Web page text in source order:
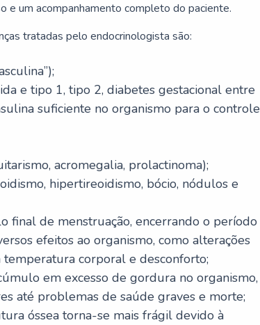
e um acompanhamento completo do paciente.
tratadas pelo endocrinologista são:
e tipo 1, tipo 2, diabetes gestacional entre
suficiente no organismo para o controle
acromegalia, prolactinoma);
hipertireoidismo, bócio, nódulos e
final de menstruação, encerrando o período
efeitos ao organismo, como alterações
temperatura corporal e desconforto;
em excesso de gordura no organismo,
até problemas de saúde graves e morte;
óssea torna-se mais frágil devido à